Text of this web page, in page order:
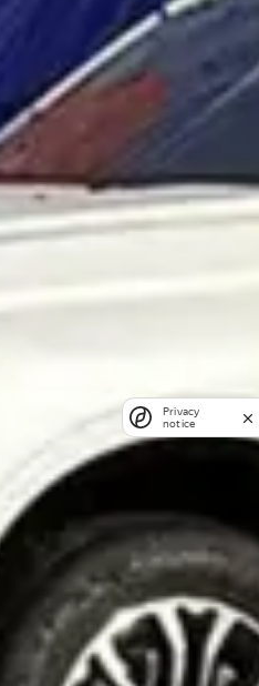
Privacy
notice